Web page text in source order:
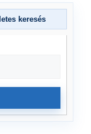
keresés